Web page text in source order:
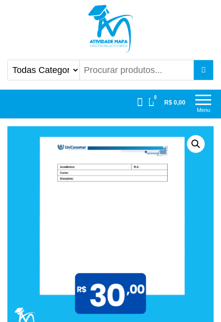
Atividade Mapa Mapa UniCesumar
Menu
0
R$ 0,00